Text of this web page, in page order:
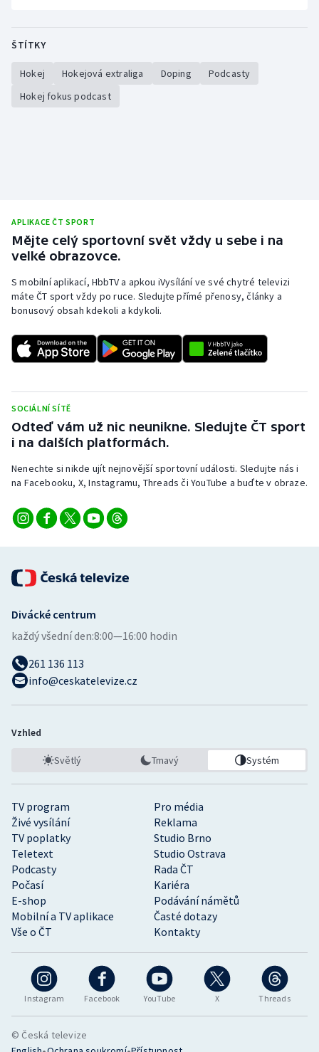
Short track
Sportovní střelba
Stolní tenis
Volejbal
Ostatní
ŠTÍTKY
Hokej Hokejová extraliga Doping
Podcasty
Hokej fokus podcast
APLIKACE ČT SPORT
Mějte celý sportovní svět vždy u sebe i na
velké obrazovce.
S mobilní aplikací, HbbTV a apkou iVysílání ve své chytré televizi
máte ČT sport vždy po ruce. Sledujte přímé přenosy, články a
bonusový obsah kdekoli a kdykoli.
SOCIÁLNÍ SÍTĚ
Odteď vám už nic neunikne. Sledujte ČT sport
i na dalších platformách.
Nenechte si nikde ujít nejnovější sportovní události. Sledujte nás i
na Facebooku, X, Instagramu, Threads či YouTube a buďte v obraze.
Instagram Facebook YouTube X Threads
TV program
Pro média
Živé vysílání
Reklama
TV poplatky
Studio Brno
Teletext
Studio Ostrava
Podcasty
Rada ČT
Počasí
Kariéra
E-shop
Podávání námětů
Mobilní a TV aplikace
Časté dotazy
Vše o ČT
Kontakty
Divácké centrum
každý všední den:8:00—16:00 hodin
261 136 113
info@ceskatelevize.cz
Vzhled
Světlý Tmavý Systém
© Česká televize